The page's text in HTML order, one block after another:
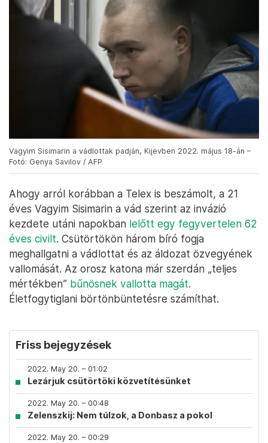
Vagyim Sisimarin a vádlottak padján, Kijevben 2022. május 18-án –
Fotó: Genya Savilov / AFP
Ahogy arról korábban a Telex is beszámolt, a 21
éves Vagyim Sisimarin a vád szerint az invázió
kezdete utáni napokban lelőtt egy fegyvertelen 62
éves civilt. Csütörtökön három bíró fogja
meghallgatni a vádlottat és az áldozat özvegyének
vallomását. Az orosz katona már szerdán „teljes
mértékben” bűnösnek vallotta magát.
Életfogytiglani börtönbüntetésre számíthat.
Friss bejegyzések
2022. May 20. – 01:02
Lezárjuk csütörtöki közvetítésünket
2022. May 20. – 00:48
Zelenszkij: Nem túlzok, a Donbasz a pokol
2022. May 20. – 00:29